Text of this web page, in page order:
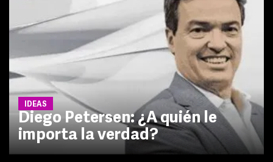
IDEAS
Diego Petersen: ¿A quién le
importa la verdad?